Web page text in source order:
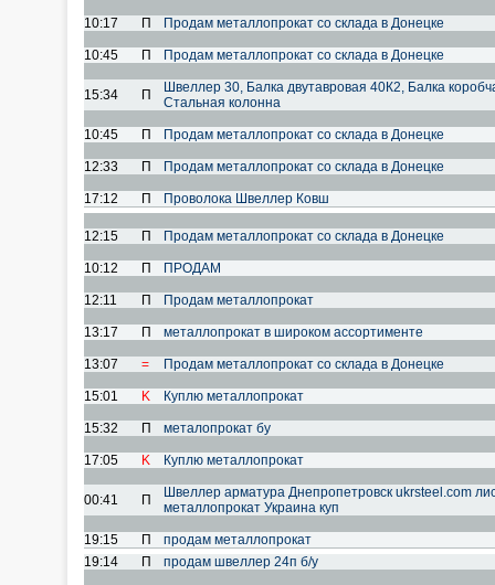
10:17 П Продам металлопрокат со склада в Донецке
10:45 П Продам металлопрокат со склада в Донецке
15:34 П
Швеллер 30, Балка двутавровая 40К2, Балка
Стальная колонна
10:45 П Продам металлопрокат со склада в Донецке
12:33 П Продам металлопрокат со склада в Донецке
17:12 П Проволока Швеллер Ковш
12:15 П Продам металлопрокат со склада в Донецке
10:12 П ПРОДАМ
12:11 П Продам металлопрокат
13:17 П металлопрокат в широком ассортименте
13:07 = Продам металлопрокат со склада в Донецке
15:01 K Куплю металлопрокат
15:32 П металопрокат бу
17:05 K Куплю металлопрокат
00:41 П
Швеллер арматура Днепропетровск ukrsteel.com
металлопрокат Украина куп
19:15 П
продам металлопрокат
19:14
П продам швеллер 24п б/у